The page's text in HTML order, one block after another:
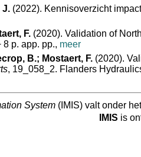
J. (2022). Kennisoverzicht
F. (2020). Validation of
8 p. app. pp., meer
B.; Mostaert, F. (2020).
, 19_058_2. Flanders
System (IMIS) valt onder
IMIS is